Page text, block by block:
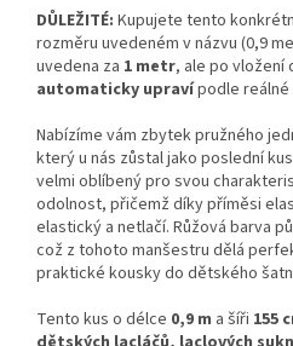
DŮLEŽITÉ: Kupujete tento
rozměru uvedeném v názvu (0,9
uvedena za 1 metr, ale po vložení
automaticky upravípodle
Nabízíme vám zbytek pružného
který u nás zůstal jako poslední
velmi oblíbený pro svou
odolnost, přičemž díky příměsi
elastický a netlačí. Růžová barva
což z tohoto manšestru dělá
praktické kousky do dětského
Tento kus o délce 0,9 m a šíři 155